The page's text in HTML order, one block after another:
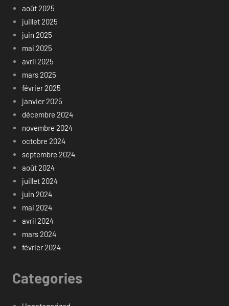
août 2025
juillet 2025
juin 2025
mai 2025
avril 2025
mars 2025
février 2025
janvier 2025
décembre 2024
novembre 2024
octobre 2024
septembre 2024
août 2024
juillet 2024
juin 2024
mai 2024
avril 2024
mars 2024
février 2024
Categories